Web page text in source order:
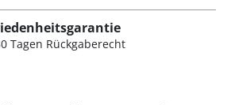
Tagen Rückgaberecht